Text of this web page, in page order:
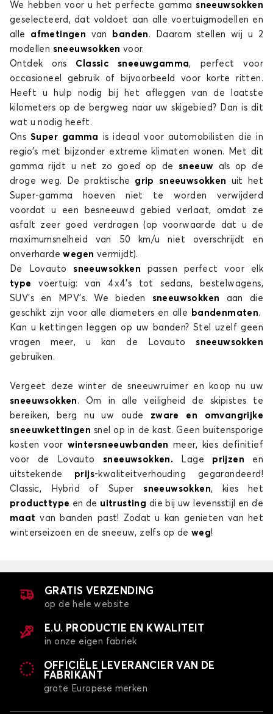
Sneeuwsokken voor CHEVROLET SPARK
TRAX
Sneeuwsokken voor CHEVROLET TRAX
VOLT
Sneeuwsokken voor CHEVROLET VOLT
We hebben voor u het perfecte gammasneeuwsokken
geselecteerd, dat voldoet aan alle voertuigmodellen en
alle afmetingen van banden . Daarom stellen wij u 2
modellen sneeuwsokken voor.
Ontdek ons Classic sneeuwgamma, perfect voor
occasioneel gebruik of bijvoorbeeld voor korte ritten.
Heeft u hulp nodig bij het afleggen van de laatste
kilometers op de bergweg naar uw skigebied? Dan is dit
wat u nodig heeft.
Ons Super gamma is ideaal voor automobilisten die in
regio's met bijzonder extreme klimaten wonen. Met dit
gamma rijdt u net zo goed op de sneeuw als op de
droge weg. De praktische grip sneeuwsokken uit het
Super-gamma hoeven niet te worden verwijderd
voordat u een besneeuwd gebied verlaat, omdat ze
asfalt zeer goed verdragen (op voorwaarde dat u de
maximumsnelheid van 50 km/u niet overschrijdt en
onverharde wegen vermijdt).
De Lovautosneeuwsokken passen perfect voor elk
typevoertuig: van 4x4's tot sedans, bestelwagens,
SUV's en MPV’s. We bieden sneeuwsokken aan die
geschikt zijn voor alle diameters en alle bandenmaten.
Kan u kettingen leggen op uw banden? Stel uzelf geen
vragen meer, u kan de Lovauto
sneeuwsokken
gebruiken.
Vergeet deze winter de sneeuwruimer en koop nu uw
sneeuwsokken . Om in alle veiligheid de skipistes te
bereiken, berg nu uw oude zware en omvangrijke
sneeuwkettingen snel op in de kast. Geen buitensporige
kosten voor wintersneeuwbanden meer, kies definitief
voor de Lovauto
sneeuwsokken. Lage prijzen en
uitstekende prijs-kwaliteitverhouding gegarandeerd!
Classic, Hybrid of Supersneeuwsokken, kies het
producttype en de uitrusting die bij uw levensstijl en de
maatvan banden past! Zodat u kan genieten van het
winterseizoen en de sneeuw, zelfs op de weg!
GRATIS VERZENDING
op de hele website
E.U. PRODUCTIE EN KWALITEIT
in onze eigen fabriek
OFFICIËLE LEVERANCIER VAN DE
FABRIKANT
grote Europese merken